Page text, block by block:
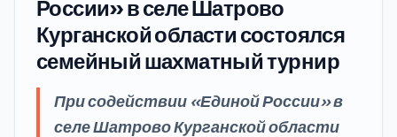
России» в селе Шатрово
Курганской области состоялся
семейный шахматный турнир
При содействии «Единой России» в
селе Шатрово Курганской области